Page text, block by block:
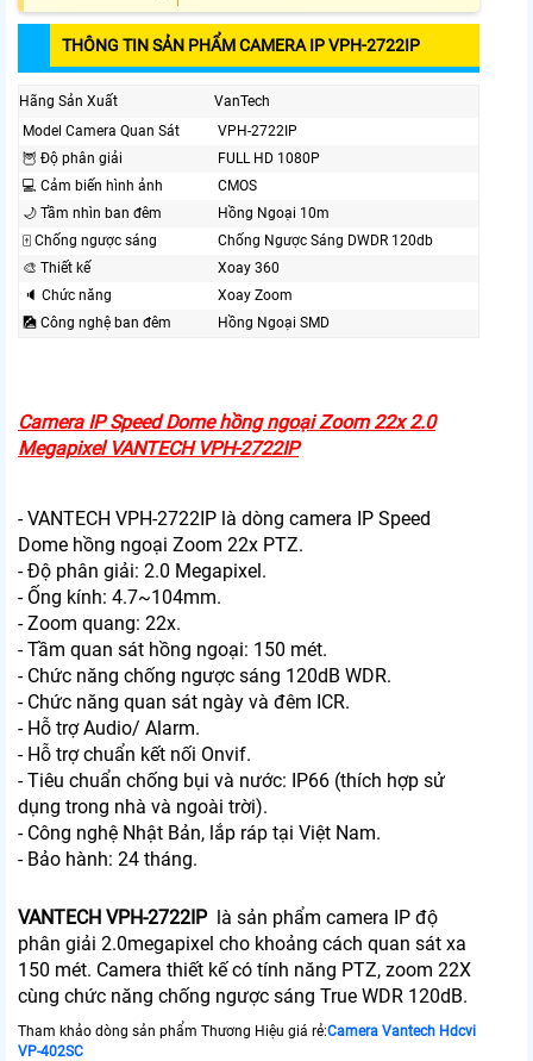
THÔNG TIN SẢN PHẨM CAMERA IP VPH-2722IP
Hãng Sản Xuất
VanTech
Model Camera Quan Sát
VPH-2722IP
🦉 Độ phân giải
FULL HD 1080P
💻 Cảm biến hình ảnh
CMOS
🌙 Tầm nhìn ban đêm
Hồng Ngoại 10m
🀄 Chống ngược sáng
Chống Ngược Sáng DWDR 120db
🎨 Thiết kế
Xoay 360
🔈 Chức năng
Xoay Zoom
🎑 Công nghệ ban đêm
Hồng Ngoại SMD
Camera IP Speed Dome hồng ngoại Zoom 22x 2.0
Megapixel VANTECH VPH-2722IP
- VANTECH VPH-2722IP là dòng camera IP Speed
Dome hồng ngoại Zoom 22x PTZ.
- Độ phân giải: 2.0 Megapixel.
- Ống kính: 4.7~104mm.
- Zoom quang: 22x.
- Tầm quan sát hồng ngoại: 150 mét.
- Chức năng chống ngược sáng 120dB WDR.
- Chức năng quan sát ngày và đêm ICR.
- Hỗ trợ Audio/ Alarm.
- Hỗ trợ chuẩn kết nối Onvif.
- Tiêu chuẩn chống bụi và nước: IP66 (thích hợp sử
dụng trong nhà và ngoài trời).
- Công nghệ Nhật Bản, lắp ráp tại Việt Nam.
- Bảo hành: 24 tháng.
VANTECH VPH-2722IP là sản phẩm camera IP độ
phân giải 2.0megapixel cho khoảng cách quan sát xa
150 mét. Camera thiết kế có tính năng PTZ, zoom 22X
cùng chức năng chống ngược sáng True WDR 120dB.
Tham khảo dòng sản phẩm Thương Hiệu giá rẻ:Camera Vantech Hdcvi
VP-402SC